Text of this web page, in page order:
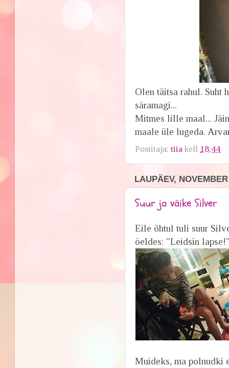
Olen täitsa rahul.
säramagi...
Mitmes lille maal...
maale üle lugeda.
Postitaja:tiia kell 18:44
LAUPÄEV,
Suur ja väike Silver
Eile õhtul tuli suur
öeldes: "Leidsin
Muideks, ma polnudki